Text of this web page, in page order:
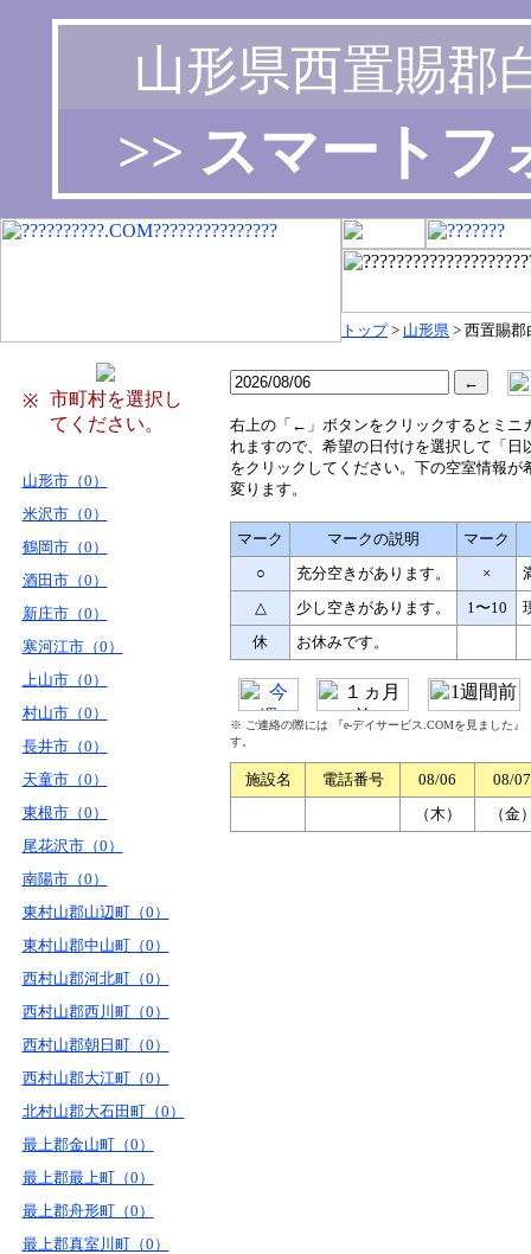
山形県西置賜郡
>> スマートフ
トップ> 山形県 > 西置賜郡
※
市町村を選択し
てください。
山形市（0）
米沢市（0）
鶴岡市（0）
酒田市（0）
新庄市（0）
寒河江市（0）
上山市（0）
村山市（0）
長井市（0）
天童市（0）
東根市（0）
尾花沢市（0）
南陽市（0）
東村山郡山辺町（0）
東村山郡中山町（0）
西村山郡河北町（0）
西村山郡西川町（0）
西村山郡朝日町（0）
西村山郡大江町（0）
北村山郡大石田町（0）
最上郡金山町（0）
最上郡最上町（0）
最上郡舟形町（0）
最上郡真室川町（0）
右 上の「←」ボタンをクリックするとミニ
れますので、希望の日付けを選択して「日
をクリックしてください。下の空室情報が
変ります。
マーク マークの説明
マーク
○
充分空きがあります。 ×
△
少し空きがあります。 1〜10
休
お休みです。
※ ご連絡の際には 『e-デイサービス.COMを見ました
す。
施設名 電話番号 08/06
08/07
（木）
（金